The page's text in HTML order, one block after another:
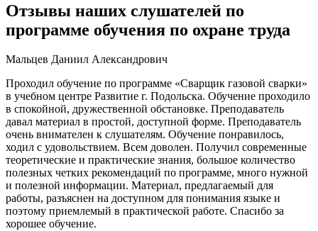
Отзывы наших слушателей по
программе обучения по охране труда
Мальцев Даниил Александрович
Проходил обучение по программе «Сварщик газовой сварки»
в учебном центре Развитие г. Подольска. Обучение проходило
в спокойной, дружественной обстановке. Преподаватель
давал материал в простой, доступной форме. Преподаватель
очень внимателен к слушателям. Обучение понравилось,
ходил с удовольствием. Всем доволен. Получил современные
теоретические и практические знания, большое количество
полезных четких рекомендаций по программе, много нужной
и полезной информации. Материал, предлагаемый для
работы, разъяснен на доступном для понимания языке и
поэтому приемлемый в практической работе. Спасибо за
хорошее обучение.